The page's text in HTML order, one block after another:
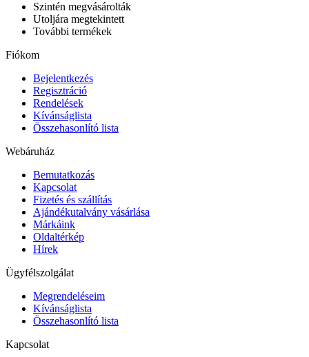
Szintén megvásárolták
Utoljára megtekintett
További termékek
Fiókom
Bejelentkezés
Regisztráció
Rendelések
Kívánságlista
Összehasonlító lista
Webáruház
Bemutatkozás
Kapcsolat
Fizetés és szállítás
Ajándékutalvány vásárlása
Márkáink
Oldaltérkép
Hírek
Ügyfélszolgálat
Megrendeléseim
Kívánságlista
Összehasonlító lista
Kapcsolat